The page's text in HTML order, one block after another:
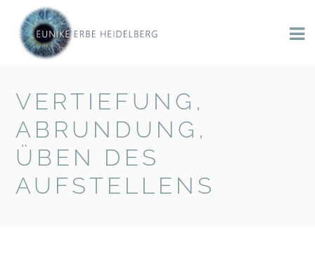
VERTIEFUNG,
ABRUNDUNG,
ÜBEN DES
AUFSTELLENS